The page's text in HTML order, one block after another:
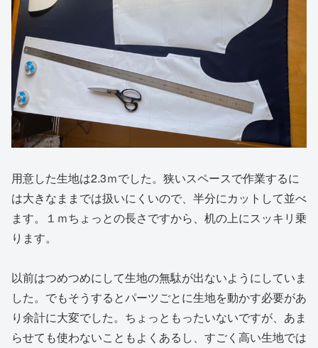
用意した生地は2.3ｍでした。狭いスペースで作業するに
は大きなままでは扱いにくいので、半分にカットして並べ
ます。１ｍちょっとの長さですから、机の上にスッキリ乗
ります。
以前はつめつめにして生地の無駄が出ないようにしていま
した。でもそうするとパーツごとに生地を動かす必要があ
り余計に大変でした。ちょっともったいないですが、あま
らせても使わないこともよくあるし、すごく高い生地では